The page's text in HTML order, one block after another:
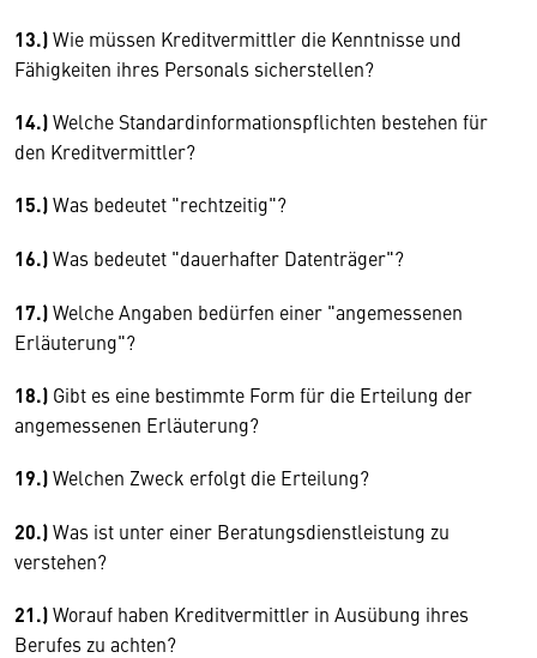
13.)Wie müssen Kreditvermittler die Kenntnisse und
Fähigkeiten ihres Personals sicherstellen?
14.)Welche Standardinformationspflichten bestehen für
den Kreditvermittler?
15.)Was bedeutet "rechtzeitig"?
16.)Was bedeutet "dauerhafter Datenträger"?
17.)Welche Angaben bedürfen einer "angemessenen
Erläuterung"?
18.) Gibt es eine bestimmte Form für die Erteilung der
angemessenen Erläuterung?
19.)Welchen Zweck erfolgt die Erteilung?
20.)Was ist unter einer Beratungsdienstleistung zu
verstehen?
21.)Worauf haben Kreditvermittler in Ausübung ihres
Berufes zu achten?